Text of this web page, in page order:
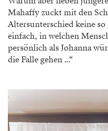
Mahaffy zuckt mit den
Altersunterschied keine
einfach, in welchen
persönlich als Johanna
die Falle gehen ...“